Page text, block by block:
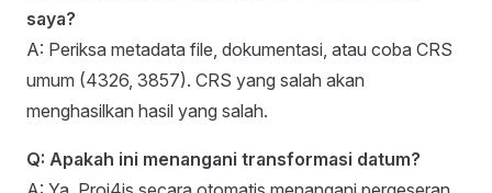
saya?
A: Periksa metadata file, dokumentasi, atau coba CRS
umum (4326, 3857). CRS yang salah akan
menghasilkan hasil yang salah.
Q: Apakah ini menangani transformasi datum?